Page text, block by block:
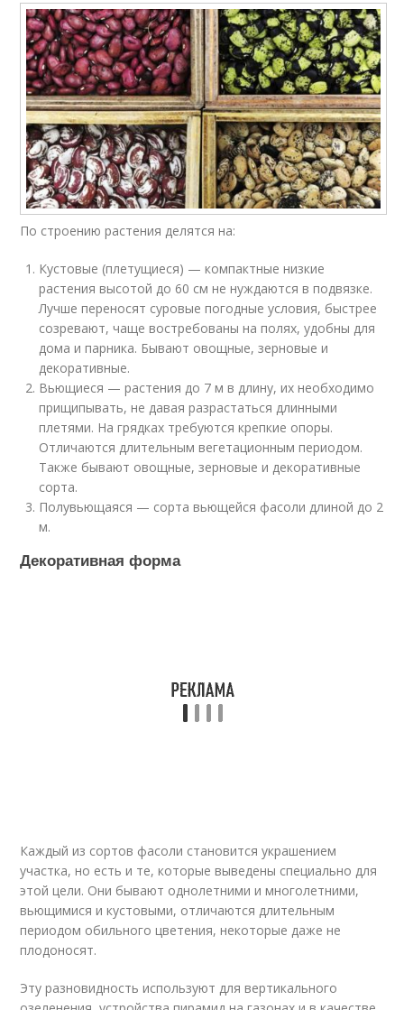
По строению растения делятся на:
Кустовые (плетущиеся) — компактные низкие
растения высотой до 60 см не нуждаются в подвязке.
Лучше переносят суровые погодные условия, быстрее
созревают, чаще востребованы на полях, удобны для
дома и парника. Бывают овощные, зерновые и
декоративные.
Вьющиеся — растения до 7 м в длину, их необходимо
прищипывать, не давая разрастаться длинными
плетями. На грядках требуются крепкие опоры.
Отличаются длительным вегетационным периодом.
Также бывают овощные, зерновые и декоративные
сорта.
Полувьющаяся — сорта вьющейся фасоли длиной до 2
м.
Декоративная форма
Каждый из сортов фасоли становится украшением
участка, но есть и те, которые выведены специально для
этой цели. Они бывают однолетними и многолетними,
вьющимися и кустовыми, отличаются длительным
периодом обильного цветения, некоторые даже не
плодоносят.
Эту разновидность используют для вертикального